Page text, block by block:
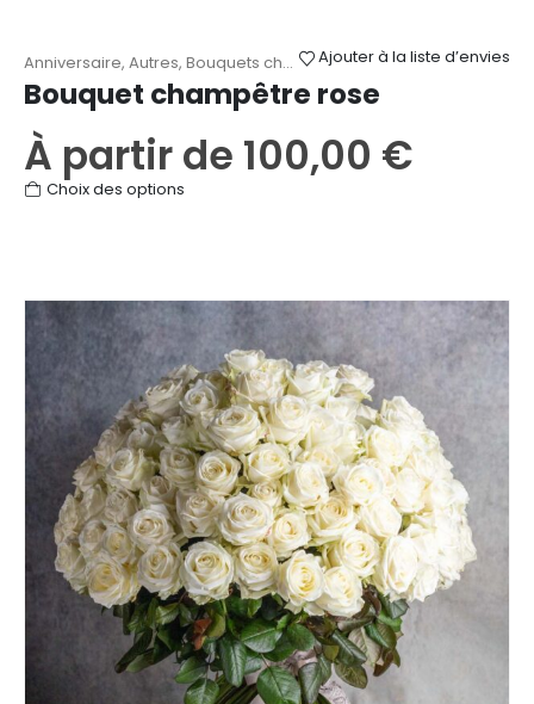
Ajouter à la liste d’envies
Anniversaire, Autres, Bouquets champêtres ,Fête des Mères,
Bouquet champêtre rose
À partir de 100,00 €
Choix des options
variations.
Les
options
peuvent
être
choisies
sur
la
page
du
produit